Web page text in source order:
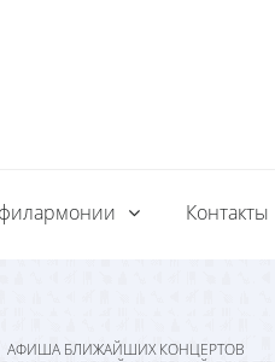
Контакты
АФИША БЛИЖАЙШИХ КОНЦЕРТОВ